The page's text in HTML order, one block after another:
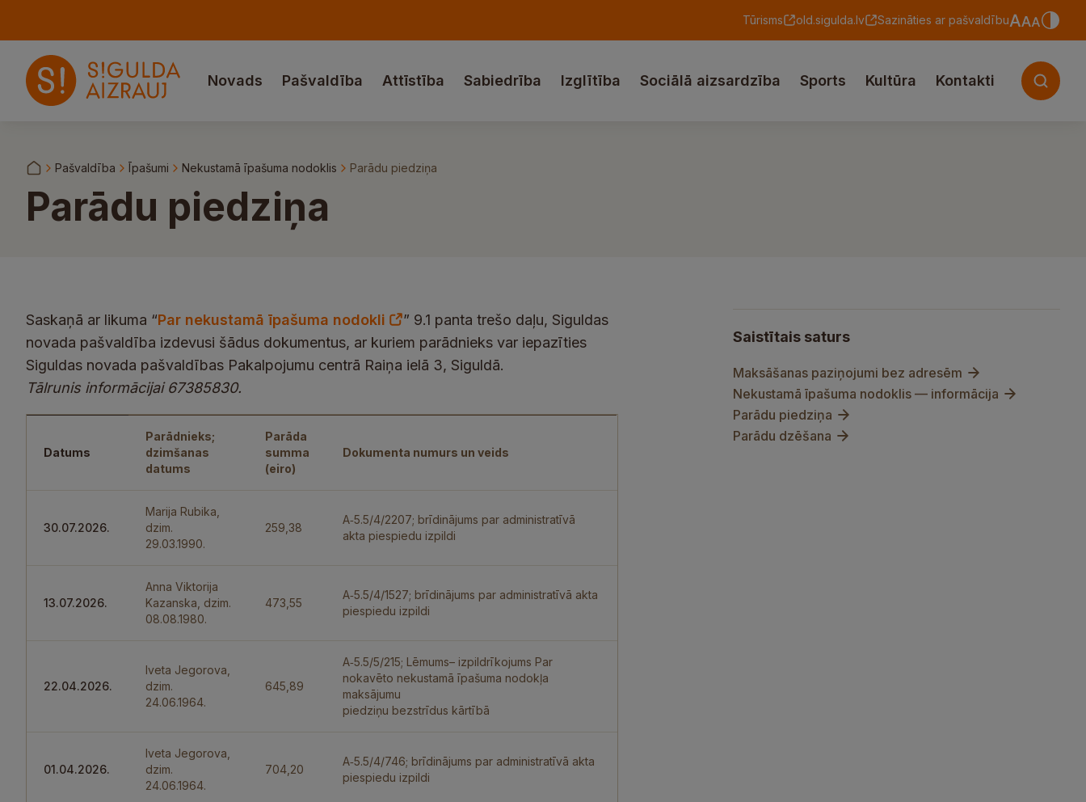
Tūrisms old.sigulda.lv Sazināties ar pašvaldību
Novads Pašvaldība Attīstība Sabiedrība Izglītība Sociālā aizsardzība Sports Kultūra Kontakti
Pašvaldība Īpašumi Nekustamā īpašuma nodoklis Parādu piedziņa
Parādu piedziņa
Saskaņā ar likuma “Par nekustamā īpašuma nodokli
” 9.1 panta trešo daļu, Siguldas
novada pašvaldība izdevusi šādus dokumentus, ar kuriem parādnieks var iepazīties
Siguldas novada pašvaldības Pakalpojumu centrā Raiņa ielā 3, Siguldā.
Tālrunis informācijai 67385830.
Datums
Parādnieks;
dzimšanas
datums
Parāda
summa
(eiro)
Dokumenta numurs un veids
30.07.2026.
Marija Rubika,
dzim.
29.03.1990.
259,38
A‑5.5/4/2207; brīdinājums par administratīvā
akta piespiedu izpildi
13.07.2026.
Anna Viktorija
Kazanska, dzim.
08.08.1980.
473,55
A‑5.5/4/1527; brīdinājums par administratīvā akta
piespiedu izpildi
22.04.2026.
Iveta Jegorova,
dzim.
24.06.1964.
645,89
A‑5.5/5/215; Lēmums– izpildrīkojums Par
nokavēto nekustamā īpašuma nodokļa
maksājumu
piedziņu bezstrīdus kārtībā
01.04.2026.
Iveta Jegorova,
dzim.
24.06.1964.
704,20
A‑5.5/4/746; brīdinājums par administratīvā akta
piespiedu izpildi
Saistītais saturs
Maksāšanas paziņojumi bez adresēm
Nekustamā īpašuma nodoklis — informācija
Parādu piedziņa
Parādu dzēšana